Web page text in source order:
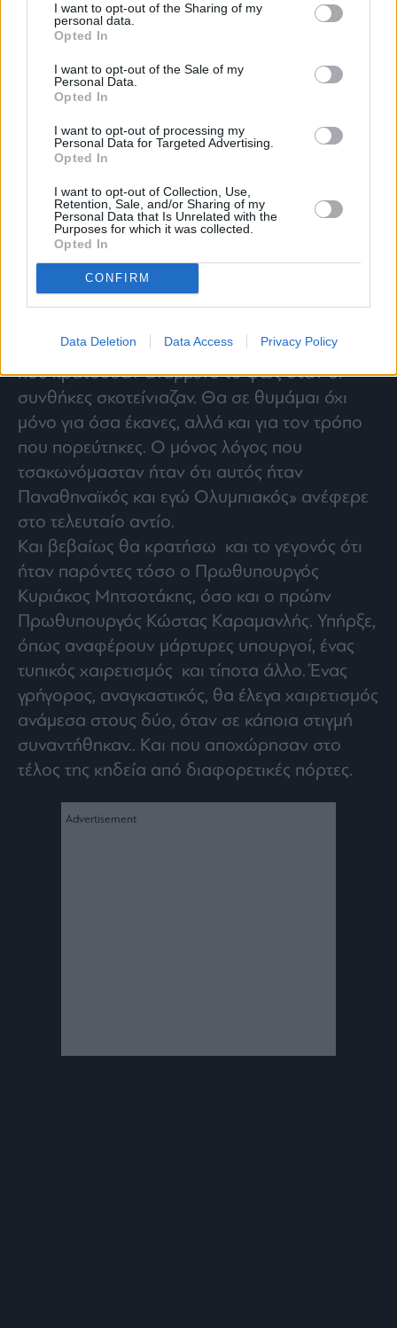
I want to opt-out of the Sharing of my
personal data.
Opted In
I want to opt-out of the Sale of my
Personal Data.
Opted In
I want to opt-out of processing my
Personal Data for Targeted Advertising.
Opted In
I want to opt-out of Collection, Use,
Retention, Sale, and/or Sharing of my
Personal Data that Is Unrelated with the
Purposes for which it was collected.
Opted In
CONFIRM
Data Deletion Data Access Privacy Policy
υποθέσεις. Και στη θέση του εκλιπόντος Νίκου
Ταγαρά, ο Μητσοτάκης τοποθέτησε μια
Σούκουλη με εμπειρία στο αντικείμενο.
Και τώρα τι απομένει; Το ζητούμενο τώρα
είναι το Μαξίμου. Θα προχωρήσει σε αλλαγές;
Θα τολμήσει; Ώστε να το καταστήσει ξανά
Ο… αναγκαστικός χαιρετισμός
Μητσοτάκη- Καραμανλή
Για την κηδεία του τελευταίου Σαρακατσάνου
πολιτικού Γιώργου Σουφλιά θα κρατήσω τον
Βουλής Νικήτα Κακλαμάνη: «Ήταν από αυτούς
που κρατούσαν αναμμένο το φως όταν οι
συνθήκες σκοτείνιαζαν. Θα σε θυμάμαι όχι
μόνο για όσα έκανες, αλλά και για τον τρόπο
που πορεύτηκες. Ο μόνος λόγος που
τσακωνόμασταν ήταν ότι αυτός ήταν
Παναθηναϊκός και εγώ Ολυμπιακός» ανέφερε
στο τελευταίο αντίο.
Και βεβαίως θα κρατήσω και το γεγονός ότι
ήταν παρόντες τόσο ο Πρωθυπουργός
Κυριάκος Μητσοτάκης, όσο και ο πρώην
Πρωθυπουργός Κώστας Καραμανλής. Υπήρξε,
όπως αναφέρουν μάρτυρες υπουργοί, ένας
τυπικός χαιρετισμός και τίποτα άλλο. Ένας
γρήγορος, αναγκαστικός, θα έλεγα χαιρετισμός
ανάμεσα στους δύο, όταν σε κάποια στιγμή
συναντήθηκαν.. Και που αποχώρησαν στο
τέλος της κηδεία από διαφορετικές πόρτες.